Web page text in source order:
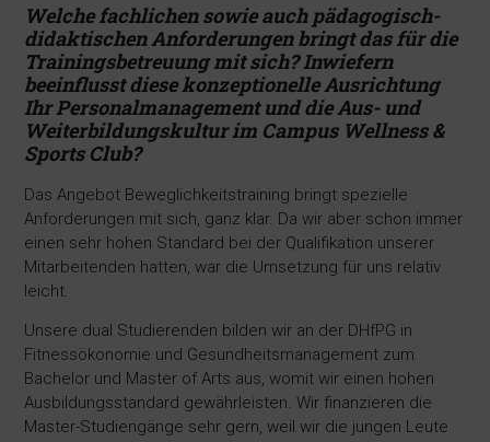
Welche fachlichen sowie auch pädagogisch-
didaktischen Anforderungen bringt das für die
Trainingsbetreuung mitsich? Inwiefern
beeinflusst diese konzeptionelle Ausrichtung
Ihr Personalmanagement und die Aus- und
Weiterbildungskultur im Campus Wellness &
Sports Club?
Das Angebot Beweglichkeitstraining bringt spezielle
Anforderungen mit sich, ganz klar. Da wir aber schon immer
einen sehr hohen Standard bei der Qualifikation unserer
Mitarbeitenden hatten, war die Umsetzung für uns relativ
leicht.
Unsere dual Studierenden bilden wir an der DHfPG in
Fitnessökonomie und Gesundheitsmanagement zum
Bachelor und Master of Arts aus, womit wir einen hohen
Ausbildungsstandard gewährleisten. Wir finanzieren die
Master-Studiengänge sehr gern, weil wir die jungen Leute